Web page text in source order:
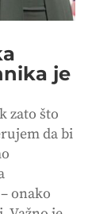
je
zato što
da bi
onako